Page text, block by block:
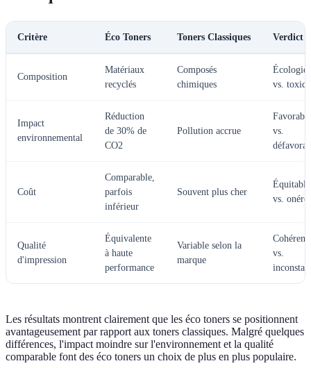
Critère Éco Toners Toners Classiques Verdict
Composition
Matériaux
recyclés
Composés
chimiques
vs.
Impact
environnemental
Réduction
de 30% de
CO2
Pollution accrue
Favorable
vs.
Coût
Comparable,
parfois
inférieur
Souvent plus cher
Équitable
vs.
Qualité
d'impression
Équivalente
à haute
performance
Variable selon la
marque
vs.
Les résultats montrent clairement que les éco toners se positionnent
avantageusement par rapport aux toners classiques. Malgré quelques
différences, l'impact moindre sur l'environnement et la qualité
comparable font des éco toners un choix de plus en plus populaire.